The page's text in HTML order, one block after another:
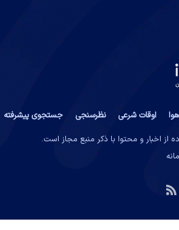
اوقات شرعی نظرسنجی
جستجوی پیشرفته
از اخبار و محتوا با ذکر منبع مجاز است.